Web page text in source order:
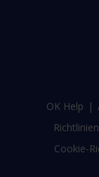
OK Help
Cookie-